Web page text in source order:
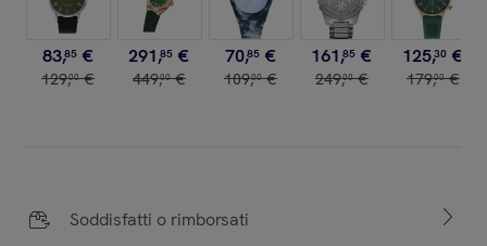
83,85 €
129,00 €
291,85 €
449,00 €
70,85 €
109,00 €
161,85 €
249,00 €
125,30 €
179,00 €
Soddisfatti o rimborsati